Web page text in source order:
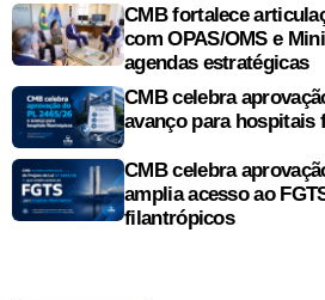
CMB fortalece
com OPAS/OMS e
agendas estratégicas
CMB celebra
avanço para hospitais
CMB celebra
amplia acesso ao
filantrópicos